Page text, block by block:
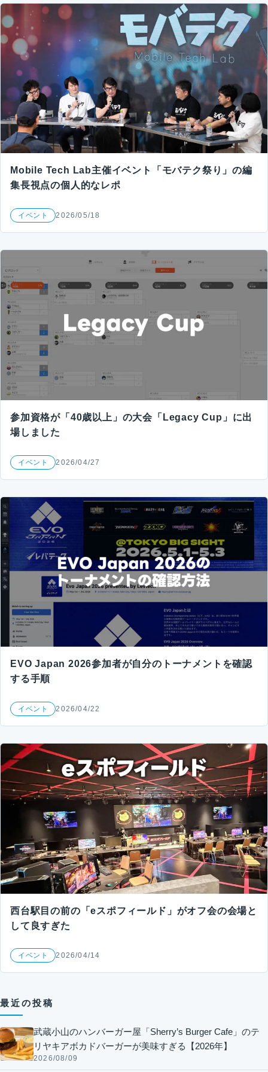
Mobile Tech Lab主催イベント「モバテク祭り」の編
集長視点の個人的なレポ
イベント 2026/05/18
参加資格が「40歳以上」の大会「Legacy Cup」に出
場しました
イベント 2026/04/27
EVO Japan 2026参加者が自分のトーナメントを確認
する手順
イベント 2026/04/22
西台駅目の前の「eスポフィールド」がオフ会の会場と
して良すぎた
イベント 2026/04/14
最近の投稿
武蔵小山のハンバーガー屋「Sherry’s Burger Cafe」のテ
リヤキアボカドバーガーが美味すぎる【2026年】
2026/08/09